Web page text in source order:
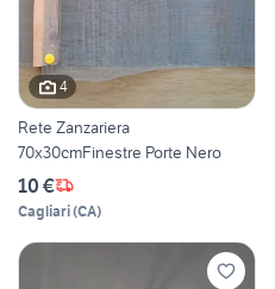
4
Rete Zanzariera
70x30cmFinestre Porte Nero
10 €
Cagliari(CA)